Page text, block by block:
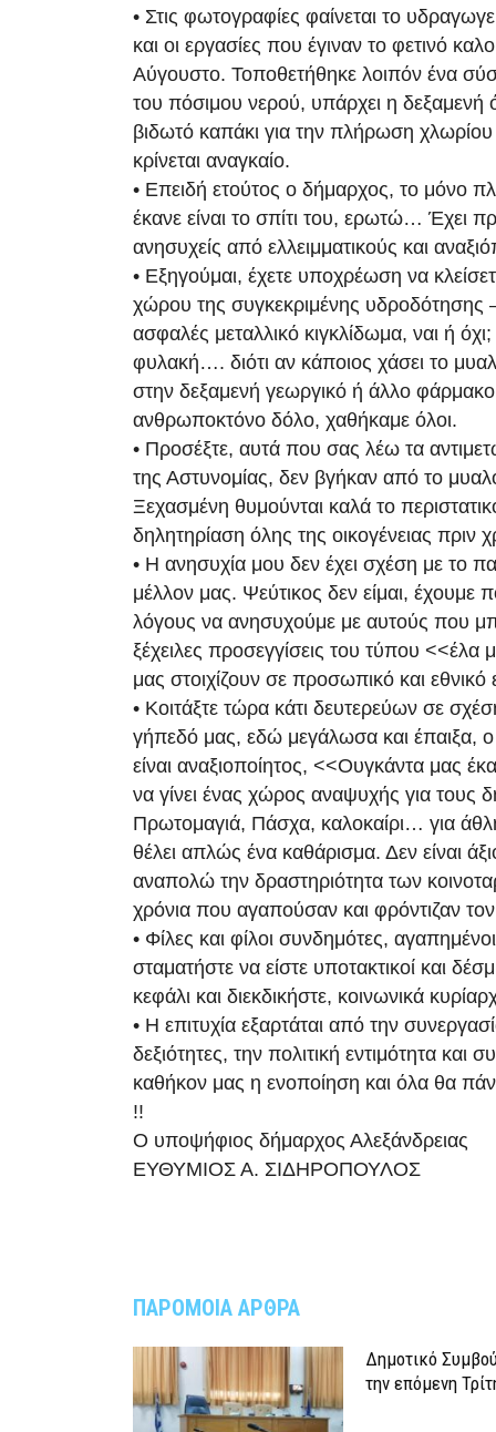
• Στις φωτογραφίες φαίνεται το
και οι εργασίες που έγιναν το φετινό
Αύγουστο. Τοποθετήθηκε λοιπόν ένα
του πόσιμου νερού, υπάρχει η δεξαμενή
βιδωτό καπάκι για την πλήρωση
κρίνεται αναγκαίο.
• Επειδή ετούτος ο δήμαρχος, το μόνο
έκανε είναι το σπίτι του, ερωτώ… Έχει
ανησυχείς από ελλειμματικούς και
• Εξηγούμαι, έχετε υποχρέωση να
χώρου της συγκεκριμένης υδροδότησης
ασφαλές μεταλλικό κιγκλίδωμα, ναι ή όχι;
φυλακή…. διότι αν κάποιος χάσει το
στην δεξαμενή γεωργικό ή άλλο
ανθρωποκτόνο δόλο, χαθήκαμε όλοι.
• Προσέξτε, αυτά που σας λέω τα
της Αστυνομίας, δεν βγήκαν από το
Ξεχασμένη θυμούνται καλά το
δηλητηρίαση όλης της οικογένειας πριν
• Η ανησυχία μου δεν έχει σχέση με το
μέλλον μας. Ψεύτικος δεν είμαι, έχουμε
λόγους να ανησυχούμε με αυτούς που
ξέχειλες προσεγγίσεις του τύπου <<έλα
μας στοιχίζουν σε προσωπικό και εθνικό
• Κοιτάξτε τώρα κάτι δευτερεύων σε
γήπεδό μας, εδώ μεγάλωσα και έπαιξα,
είναι αναξιοποίητος, <<Ουγκάντα μας
να γίνει ένας χώρος αναψυχής για τους
Πρωτομαγιά, Πάσχα, καλοκαίρι… για
θέλει απλώς ένα καθάρισμα. Δεν είναι
αναπολώ την δραστηριότητα των
χρόνια που αγαπούσαν και φρόντιζαν
• Φίλες και φίλοι συνδημότες,
σταματήστε να είστε υποτακτικοί και
κεφάλι και διεκδικήστε, κοινωνικά
• Η επιτυχία εξαρτάται από την
δεξιότητες, την πολιτική εντιμότητα και
καθήκον μας η ενοποίηση και όλα θα
!!
Ο υποψήφιος δήμαρχος Αλεξάνδρειας
ΕΥΘΥΜΙΟΣ Α. ΣΙΔΗΡΟΠΟΥΛΟΣ
ΠΑΡΟΜΟΙΑ ΑΡΘΡΑ
Δημοτικό
την επόμενη